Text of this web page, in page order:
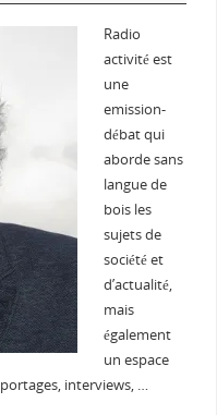
Radio
activité est
une
emission-
débat qui
aborde sans
langue de
bois les
sujets de
société et
d’actualité,
mais
également
un espace
interviews, …